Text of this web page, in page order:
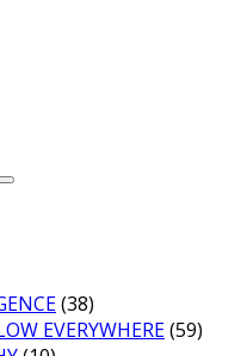
(38)
EVERYWHERE(59)